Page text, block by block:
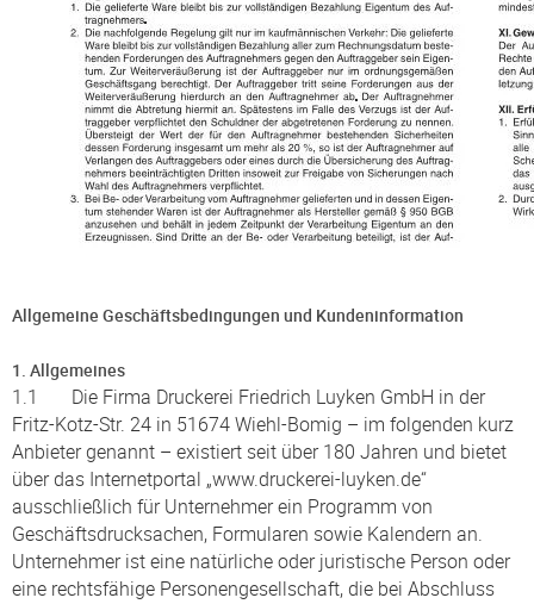
Allgemeine Geschäftsbedingungen und Kundeninformation
1. Allgemeines
1.1 Die Firma Druckerei Friedrich Luyken GmbH in der
Fritz-Kotz-Str. 24 in 51674 Wiehl-Bomig – im folgenden kurz
Anbieter genannt – existiert seit über 180 Jahren und bietet
über das Internetportal „www.druckerei-luyken.de“
ausschließlich für Unternehmer ein Programm von
Geschäftsdrucksachen, Formularen sowie Kalendern an.
Unternehmer ist eine natürliche oder juristische Person oder
eine rechtsfähige Personengesellschaft, die bei Abschluss